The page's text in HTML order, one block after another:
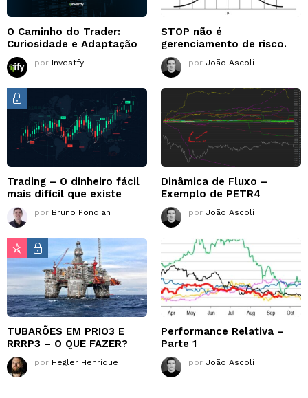
O Caminho do Trader:
Curiosidade e Adaptação
por Investfy
STOP não é
gerenciamento de risco.
por João Ascoli
Trading – O dinheiro fácil
mais difícil que existe
por Bruno Pondian
Dinâmica de Fluxo –
Exemplo de PETR4
por João Ascoli
TUBARÕES EM PRIO3 E
RRRP3 – O QUE FAZER?
por Hegler Henrique
Performance Relativa –
Parte 1
por João Ascoli